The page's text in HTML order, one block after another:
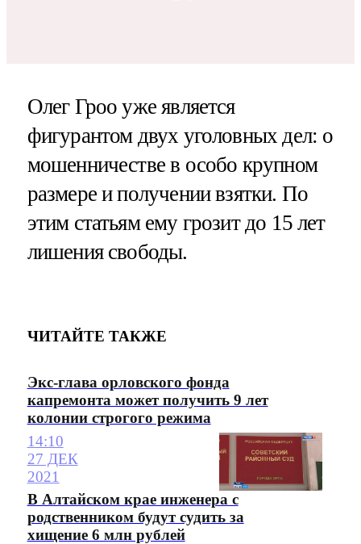
Олег Гроо уже является
фигурантом двух уголовных дел: о
мошенничестве в особо крупном
размере и получении взятки. По
этим статьям ему грозит до 15 лет
лишения свободы.
ЧИТАЙТЕ ТАКЖЕ
Экс-глава орловского фонда
капремонта может получить 9 лет
колонии строгого режима
14:10
27 ДЕК
2021
В Алтайском крае инженера с
родственником будут судить за
хищение 6 млн рублей